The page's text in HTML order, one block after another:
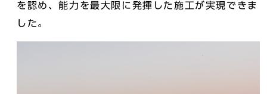
を認め、能力を最大限に発揮した施工が実現できま
した。